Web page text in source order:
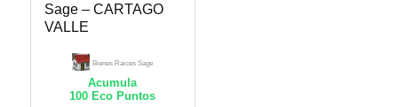
Sage – CARTAGO
VALLE
Bienes Raices Sage
Acumula
100 Eco Puntos